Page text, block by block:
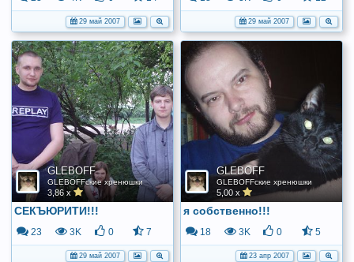
29 май 2007 29 май 2007
GLEBOFF
GLEBOFFские хренюшки
3,86 x
СЕКЪЮРИТИ!!!
23 3K 0 7
29 май 2007
GLEBOFF
GLEBOFFские хренюшки
5,00 x
я собственно!!!
18 3K 0 5
23 апр 2007